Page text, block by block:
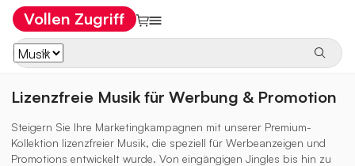
Vollen Zugriff
Lizenzfreie Musik für Werbung & Promotion
Steigern Sie Ihre Marketingkampagnen mit unserer Premium-
Kollektion lizenzfreier Musik, die speziell für Werbeanzeigen und
Promotions entwickelt wurde. Von eingängigen Jingles bis hin zu